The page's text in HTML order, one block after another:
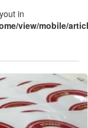
in
view/mobile/